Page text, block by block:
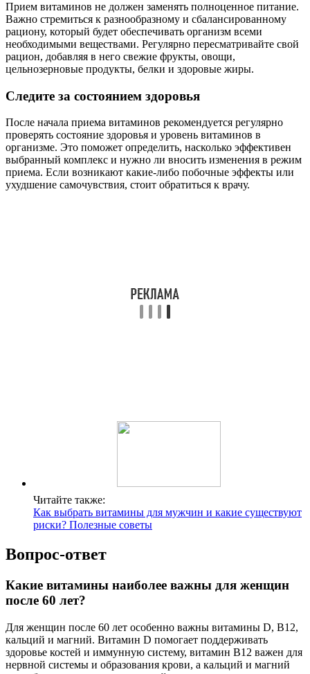
Прием витаминов не должен заменять полноценное питание.
Важно стремиться к разнообразному и сбалансированному
рациону, который будет обеспечивать организм всеми
необходимыми веществами. Регулярно пересматривайте свой
рацион, добавляя в него свежие фрукты, овощи,
цельнозерновые продукты, белки и здоровые жиры.
Следите за состоянием здоровья
После начала приема витаминов рекомендуется регулярно
проверять состояние здоровья и уровень витаминов в
организме. Это поможет определить, насколько эффективен
выбранный комплекс и нужно ли вносить изменения в режим
приема. Если возникают какие-либо побочные эффекты или
ухудшение самочувствия, стоит обратиться к врачу.
Читайте также:
Как выбрать витамины для мужчин и какие существуют
риски? Полезные советы
Вопрос-ответ
Какие витамины наиболее важны для женщин
после 60 лет?
Для женщин после 60 лет особенно важны витамины D, B12,
кальций и магний. Витамин D помогает поддерживать
здоровье костей и иммунную систему, витамин B12 важен для
нервной системы и образования крови, а кальций и магний